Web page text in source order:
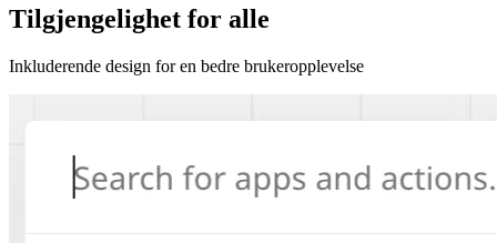
Tilgjengelighet for alle
Inkluderende design for en bedre brukeropplevelse